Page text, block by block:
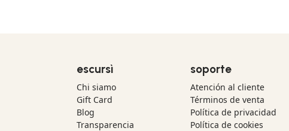
escursì
Chi siamo
Gift Card
Blog
Transparencia
soporte
Atención al cliente
Términos de venta
Política de privacidad
Política de cookies